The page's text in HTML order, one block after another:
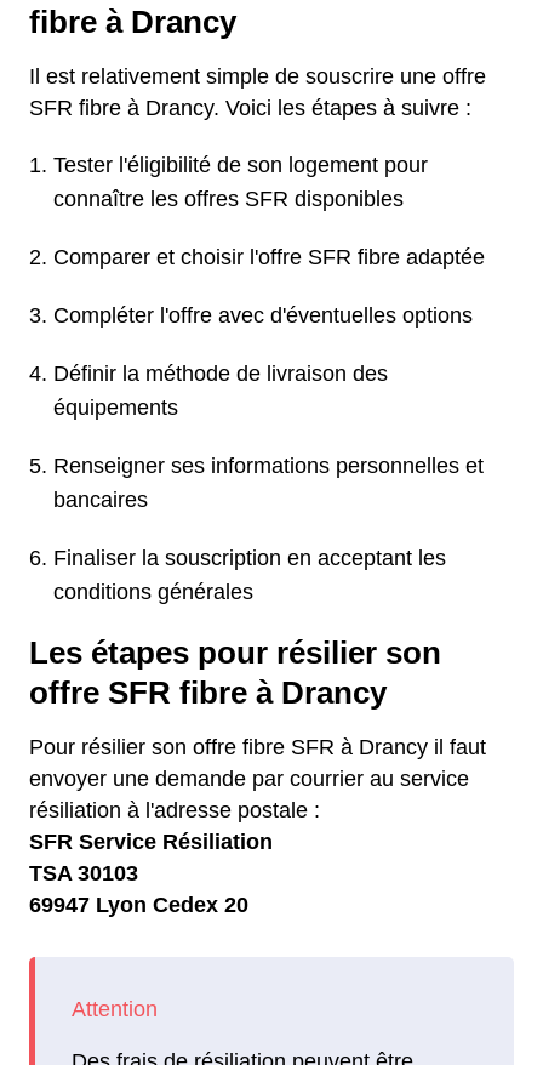
fibre à Drancy
Il est relativement simple de souscrire une offre
SFR fibre à Drancy. Voici les étapes à suivre :
Tester l'éligibilité de son logement pour
connaître les offres SFR disponibles
Comparer et choisir l'offre SFR fibre adaptée
Compléter l'offre avec d'éventuelles options
Définir la méthode de livraison des
équipements
Renseigner ses informations personnelles et
bancaires
Finaliser la souscription en acceptant les
conditions générales
Les étapes pour résilier son
offre SFR fibre à Drancy
Pour résilier son offre fibre SFR à Drancy il faut
envoyer une demande par courrier au service
résiliation à l'adresse postale :
SFR Service Résiliation
TSA 30103
69947 Lyon Cedex 20